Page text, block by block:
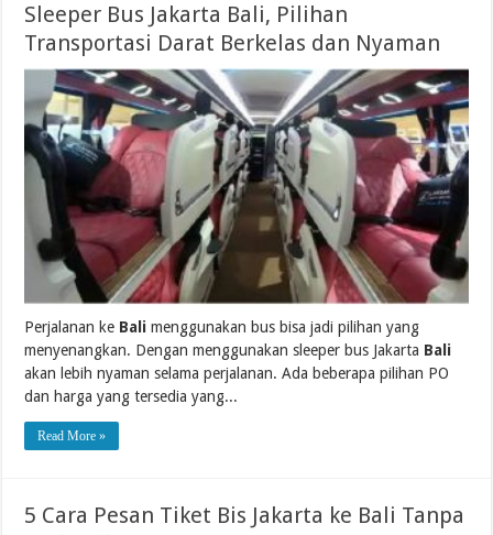
Sleeper Bus Jakarta Bali, Pilihan
Transportasi Darat Berkelas dan Nyaman
Perjalanan ke Bali menggunakan bus bisa jadi pilihan yang
menyenangkan. Dengan menggunakan sleeper bus Jakarta Bali
akan lebih nyaman selama perjalanan. Ada beberapa pilihan PO
dan harga yang tersedia yang...
Read More »
5 Cara Pesan Tiket Bis Jakarta ke Bali Tanpa